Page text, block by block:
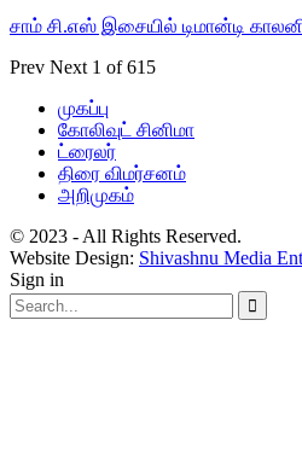
சாம் சி.எஸ் இசையில் டிமான்டி
Prev Next 1 of 615
முகப்பு
கோலிவுட் சினிமா
ட்ரைலர்
திரை விமர்சனம்
அறிமுகம்
© 2023 - All Rights Reserved.
Website Design: Shivashnu Media
Sign in